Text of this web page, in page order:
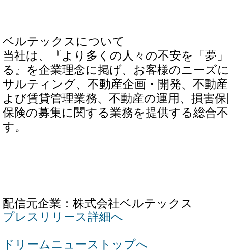
ベルテックスについて
当社は、『より多くの人々の不安を「夢
る』を企業理念に掲げ、お客様のニーズ
サルティング、不動産企画・開発、不動
よび賃貸管理業務、不動産の運用、損害
保険の募集に関する業務を提供する総合
す。
配信元企業：株式会社ベルテックス
プレスリリース詳細へ
ドリームニューストップへ